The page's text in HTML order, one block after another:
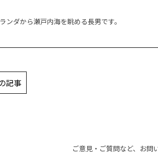
ンダから瀬戸内海を眺める長男です。
記事
ご意見・ご質問など、お問